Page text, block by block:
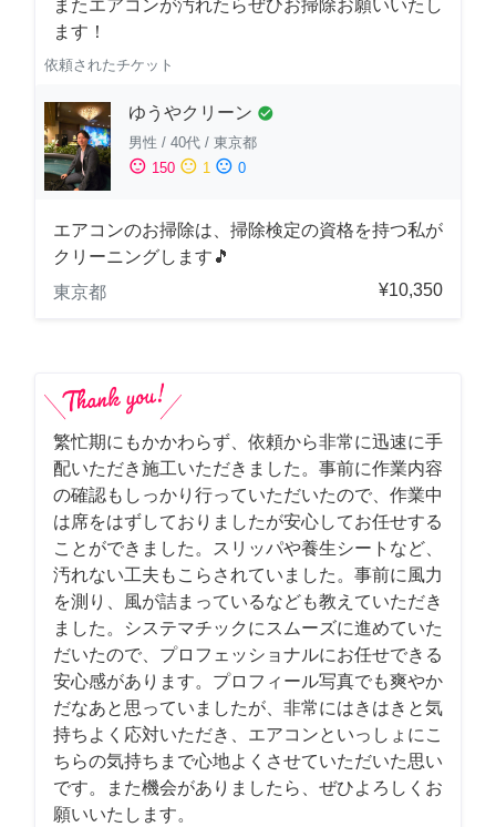
またエアコンが汚れたらぜひお掃除お願いいたし
ます！
依頼されたチケット
ゆうやクリーン check_circle
男性 / 40代 / 東京都
sentiment_satisfied 150 sentiment_neutral 1 sentiment_dissatisfied 0
エアコンのお掃除は、掃除検定の資格を持つ私が
クリーニングします🎵
東京都
¥10,350
繁忙期にもかかわらず、依頼から非常に迅速に手
配いただき施工いただきました。事前に作業内容
の確認もしっかり行っていただいたので、作業中
は席をはずしておりましたが安心してお任せする
ことができました。スリッパや養生シートなど、
汚れない工夫もこらされていました。事前に風力
を測り、風が詰まっているなども教えていただき
ました。システマチックにスムーズに進めていた
だいたので、プロフェッショナルにお任せできる
安心感があります。プロフィール写真でも爽やか
だなあと思っていましたが、非常にはきはきと気
持ちよく応対いただき、エアコンといっしょにこ
ちらの気持ちまで心地よくさせていただいた思い
です。また機会がありましたら、ぜひよろしくお
願いいたします。